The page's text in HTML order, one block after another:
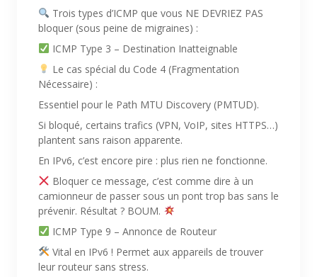
Trois types d’ICMP que vous NE DEVRIEZ PAS
bloquer (sous peine de migraines) :
ICMP Type 3 – Destination Inatteignable
Le cas spécial du Code 4 (Fragmentation
Nécessaire) :
Essentiel pour le Path MTU Discovery (PMTUD).
Si bloqué, certains trafics (VPN, VoIP, sites HTTPS…)
plantent sans raison apparente.
En IPv6, c’est encore pire : plus rien ne fonctionne.
Bloquer ce message, c’est comme dire à un
camionneur de passer sous un pont trop bas sans le
prévenir. Résultat ? BOUM.
ICMP Type 9 – Annonce de Routeur
Vital en IPv6 ! Permet aux appareils de trouver
leur routeur sans stress.